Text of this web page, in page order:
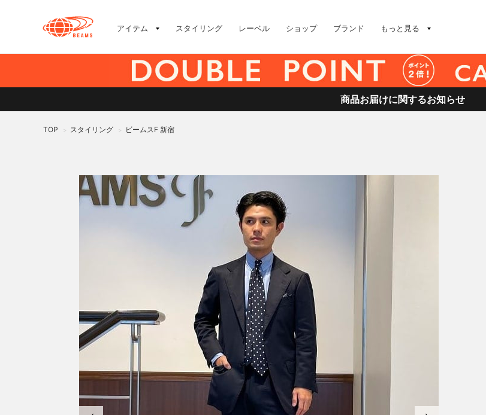
アイテム スタイリング レーベル ショップ ブランド もっと見る
商品お届けに関するお知らせ
TOP > スタイリング > ビームスF 新宿